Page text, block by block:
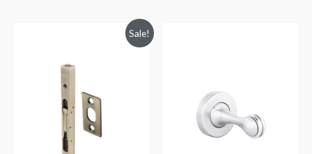
Sale!